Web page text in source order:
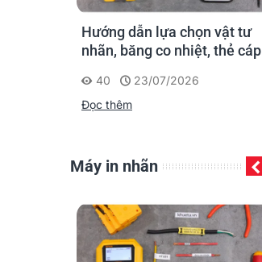
Hướng dẫn lựa chọn vật tư
nhãn, băng co nhiệt, thẻ cáp
40
23/07/2026
Đọc thêm
Máy in nhãn